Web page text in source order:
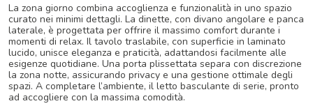
La zona giorno combina accoglienza e funzionalità in uno spazio
curato nei minimi dettagli. La dinette, con divano angolare e panca
laterale, è progettata per offrire il massimo comfort durante i
momenti di relax. Il tavolo traslabile, con superficie in laminato
lucido, unisce eleganza e praticità, adattandosi facilmente alle
esigenze quotidiane. Una porta plissettata separa con discrezione
la zona notte, assicurando privacy e una gestione ottimale degli
spazi. A completare l’ambiente, il letto basculante di serie, pronto
ad accogliere con la massima comodità.